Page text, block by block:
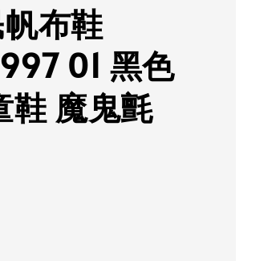
布鞋
01 黑色
鞋 魔鬼氈